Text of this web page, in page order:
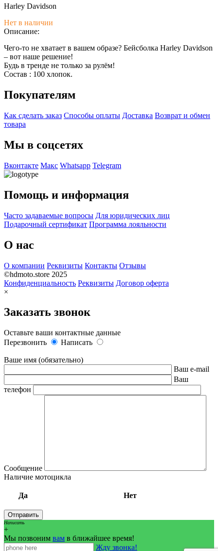
Harley Davidson
Нет в наличии
Описание:
Чего-то не хватает в вашем образе? Бейсболка Harley Davidson
– вот наше решение!
Будь в тренде не только за рулём!
Состав : 100 хлопок.
Покупателям
Как сделать заказ Способы оплаты Доставка Возврат и обмен
товара
Мы в соцсетях
Вконтакте Макс Whatsapp Telegram
Помощь и информация
Часто задаваемые вопросы Для юридических лиц
Подарочный сертификат Программа лояльности
О нас
О компании Реквизиты Контакты Отзывы
©hdmoto.store 2025
Конфиденциальность Реквизиты Договор оферта
×
Заказать звонок
Оставьте ваши контактные данные
Перезвонить
Написать
Ваше имя (обязательно)
Ваш e-mail
Ваш
телефон
Сообщение
Наличие мотоцикла
Да Нет
Написать
+
Мы позвоним вам в ближайшее время!
Жду звонка!